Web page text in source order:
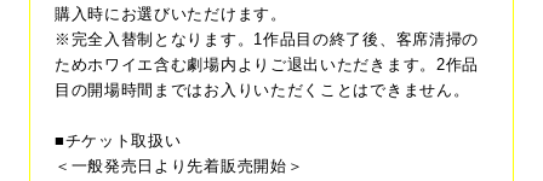
購入時にお選びいただけます。
※完全入替制となります。1作品目の終了後、客席清掃の
ためホワイエ含む劇場内よりご退出いただきます。2作品
目の開場時間まではお入りいただくことはできません。
■チケット取扱い
＜一般発売日より先着販売開始＞